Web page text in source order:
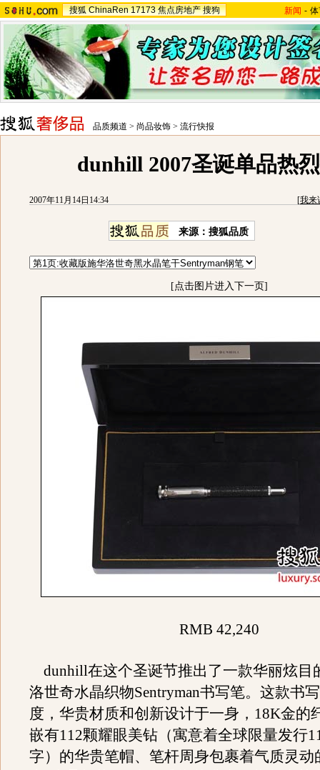
搜狐 ChinaRen 17173 焦点房地产 搜狗 新闻 -
品质频道 > 尚品妆饰 > 流行快报
dunhill 2007圣诞单品热
2007年11月14日14:34 [我来
来源：搜狐品质
[点击图片进入下一页]
RMB 42,240
dunhill在这个圣诞节推出了一款华丽炫目
洛世奇水晶织物Sentryman书写笔。这款书
度，华贵材质和创新设计于一身，18K金的
嵌有112颗耀眼美钻（寓意着全球限量发行
字）的华贵笔帽、笔杆周身包裹着气质灵动